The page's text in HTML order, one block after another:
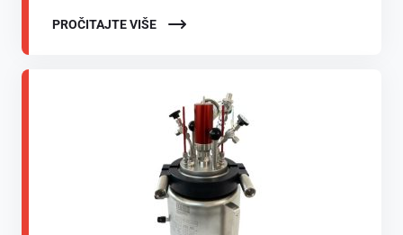
PROČITAJTE VIŠE